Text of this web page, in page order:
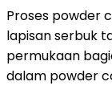
Proses powder
lapisan serbuk
permukaan
dalam powder